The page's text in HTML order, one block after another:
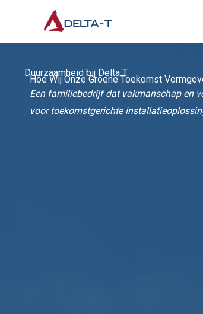
de
Duurzaamheid bij Delta T
Hoe Wij Onze Groene Toekomst
Een familiebedrijf dat vakmanschap en
voor toekomstgerichte